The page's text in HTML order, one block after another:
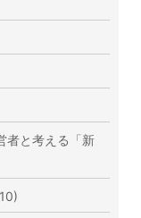
者と考える「新